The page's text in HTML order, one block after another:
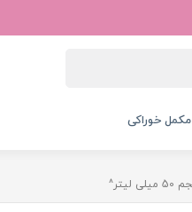
مکمل خوراکی